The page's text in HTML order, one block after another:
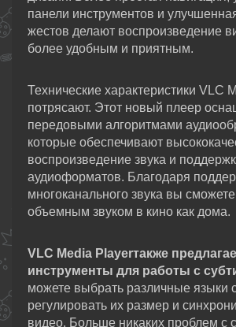
панели инструментов и
жестов делают воспроизведение
более удобным и приятным.
Технические характеристики VLC
потрясают. Этот новый плеер
передовыми алгоритмами
которые обеспечивают
воспроизведение звука и
аудиоформатов. Благодаря
многоканального звука вы
объемным звуком в кино как дома.
VLC Media Playerтакже
инструменты для работы с
можете выбрать различные языки
регулировать их размер и
видео. Больше никаких проблем с